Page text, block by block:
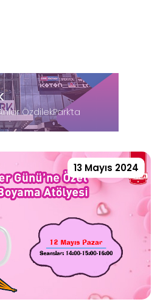
ÖzdilekPark’ta
13 Mayıs 2024